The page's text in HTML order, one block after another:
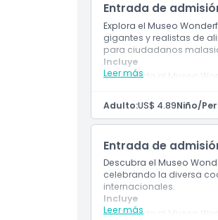
Horario de Apertura
Cosas a Saber
Ubicación
Cómo Llegar
Cómo Canjear
Entrada de
Explora el Museo
gigantes y realistas de
para ciudadanos
Leer más
Incluye
Entrada al Museo
Válido solo para
Adulto:US$ 4.89Niño/
Entrada de
Descubra el Museo
celebrando la diversa
internacionales.
Leer más
Incluye
Entrada al Museo